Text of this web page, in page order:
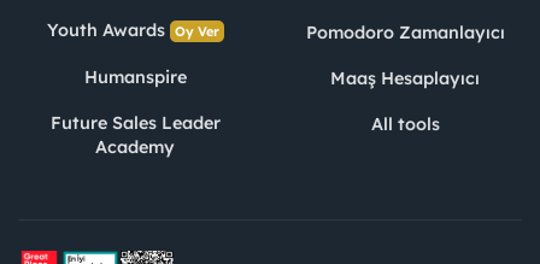
Youth Awards Oy Ver
Humanspire
Future Sales Leader
Academy
Pomodoro Zamanlayıcı
Maaş Hesaplayıcı
All tools